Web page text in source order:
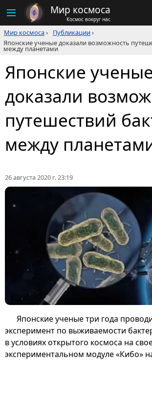
Мир космоса
Космос вокруг нас
Мир космоса› Публикации›
Японские ученые доказали возможность
между планетами
Японские ученые
доказали
путешествий
между
26 августа 2020 г. 23:19
Японские ученые три года
эксперимент по выживаемости
в условиях открытого космоса на
экспериментальном модуле «Кибо»